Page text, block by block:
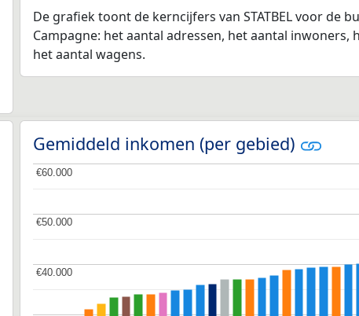
De grafiek toont de kerncijfers van STATBEL voor de
Campagne: het aantal adressen, het aantal inwoners,
het aantal wagens.
Gemiddeld inkomen (per gebied)
€40.000
€40.000
€50.000
€50.000
€60.000
€60.000